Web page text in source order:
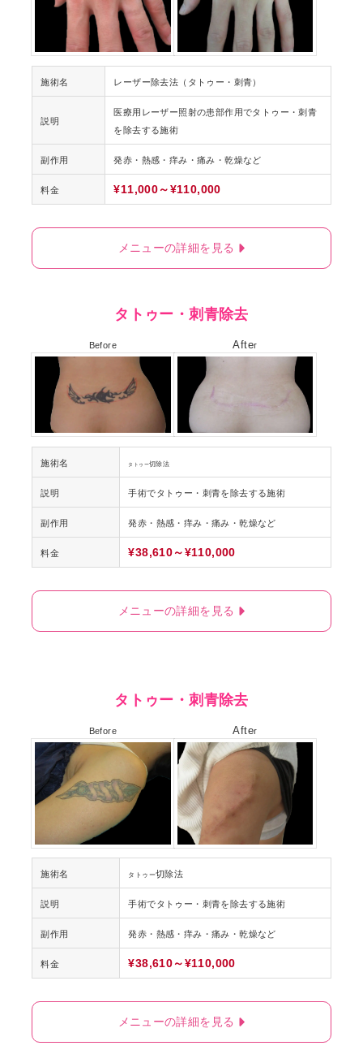
施術名 レーザー除去法（タトゥー・刺青）
説明
医療用レーザー照射の患部作用でタトゥー・刺青
を除去する施術
副作用 発赤・熱感・痒み・痛み・乾燥など
料金 ¥11,000～¥110,000
メニューの詳細を見る
タトゥー・刺青除去
Before After
施術名 タトゥー切除法
説明 手術でタトゥー・刺青を除去する施術
副作用 発赤・熱感・痒み・痛み・乾燥など
料金 ¥38,610～¥110,000
メニューの詳細を見る
タトゥー・刺青除去
Before After
施術名 タトゥー切除法
説明 手術でタトゥー・刺青を除去する施術
副作用 発赤・熱感・痒み・痛み・乾燥など
料金 ¥38,610～¥110,000
メニューの詳細を見る